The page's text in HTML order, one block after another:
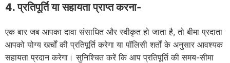
4. प्रतिपूर्ति या सहायता प्राप्त करना-
एक बार जब आपका दावा संसाधित और स्वीकृत हो जाता है, तो बीमा प्रदाता
आपको योग्य खर्चों की प्रतिपूर्ति करेगा या पॉलिसी शर्तों के अनुसार आवश्यक
सहायता प्रदान करेगा। सुनिश्चित करें कि आप प्रतिपूर्ति की समय-सीमा